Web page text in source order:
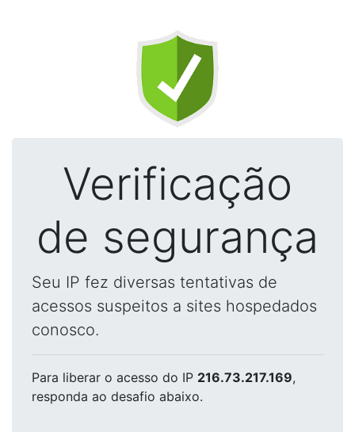
Verificação
de segurança
Seu IP fez diversas tentativas de
acessos suspeitos a sites hospedados
conosco.
Para liberar o acesso do IP 216.73.217.169,
responda ao desafio abaixo.